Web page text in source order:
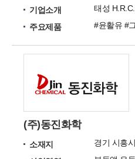
기업소개
주요제품
#윤활유 #
(주)동진화학
소재지
경기 시흥시